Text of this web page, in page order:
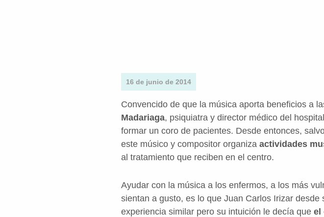
16 de junio de 2014
Convencido de que la música aporta beneficios a
Madariaga, psiquiatra y director médico del
formar un coro de pacientes. Desde entonces,
este músico y compositor organiza actividades
al tratamiento que reciben en el centro.
Ayudar con la música a los enfermos, a los más
sientan a gusto, es lo que Juan Carlos Irizar
experiencia similar pero su intuición le decía que el